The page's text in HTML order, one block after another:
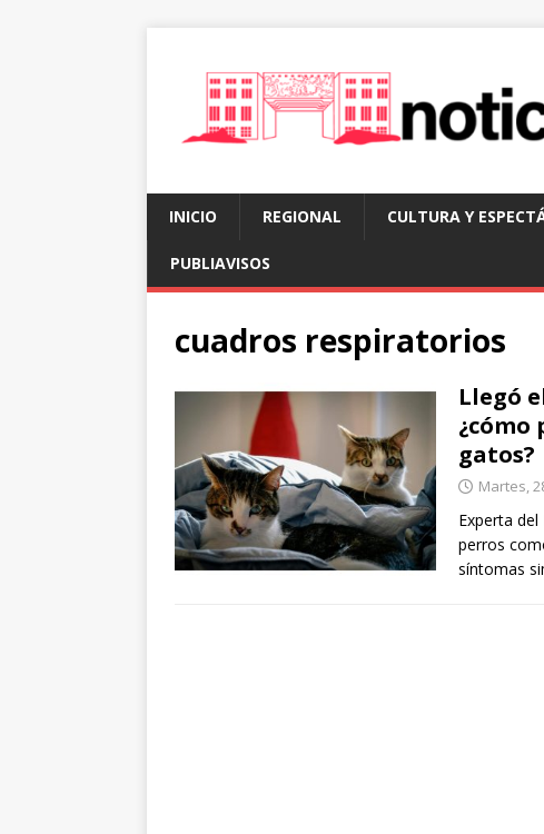
INICIO REGIONAL CULTURA Y
PUBLIAVISOS
cuadros respiratorios
Llegó
¿cómo
gatos?
Martes,
Experta
perros
síntomas